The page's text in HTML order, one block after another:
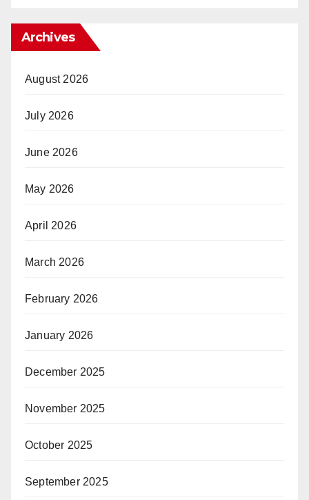
Archives
August 2026
July 2026
June 2026
May 2026
April 2026
March 2026
February 2026
January 2026
December 2025
November 2025
October 2025
September 2025